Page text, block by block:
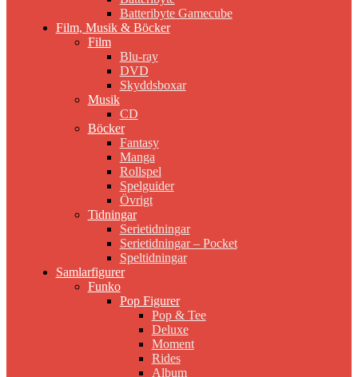
Batteribyte Gamecube
Film, Musik & Böcker
Film
Blu-ray
DVD
Skyddsboxar
Musik
CD
Böcker
Fantasy
Manga
Rollspel
Spelguider
Övrigt
Tidningar
Serietidningar
Serietidningar – Pocket
Speltidningar
Samlarfigurer
Funko
Pop Figurer
Pop & Tee
Deluxe
Moment
Rides
Album